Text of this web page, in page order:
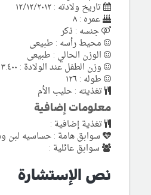
تاريخ ولادته : ١٢/١٢/٢٠١٢
عمره : ٨
جنسه : ذكر
محيط رأسه : طبيعى
الوزن الحالي : طبيعى
وزن الطفل عند الولادة : ٣.٤٠٠
طوله : ١٢٦
تغذيته : حليب الأم
معلومات إضافية
تغذية إضافية :
سوابق هامة : حساسيه لبن
سوابق عائلية :
نص الإستشارة